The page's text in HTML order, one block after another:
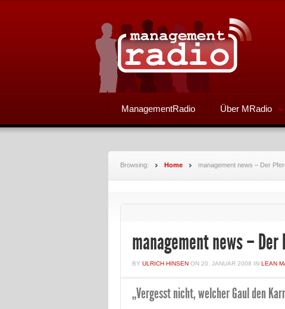
ManagementRadio Über MRadio
Browsing: Home management news – Der
management news –
BY ULRICH HINSEN ON 20. JANUAR 2008 IN LEAN
„Vergesst nicht, welcher Gaul den